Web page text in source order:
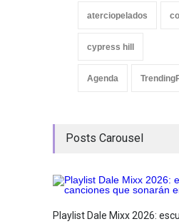
aterciopelados
cypress hill
Agenda
Posts Carousel
Playlist Dale Mixx 2026: